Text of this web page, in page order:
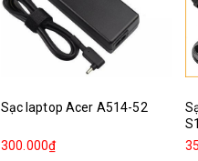
Sạc laptop Acer A514-52
300.000₫